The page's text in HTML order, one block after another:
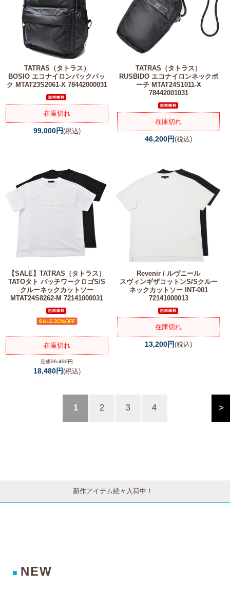
TATRAS（タトラス）
BOSIO エコナイロンバックパッ
ク MTAT23S2061-X 78442000031
在庫切れ
99,000円(税込)
TATRAS（タトラス）
RUSBIDO エコナイロンネックポ
ーチ MTAT24S1011-X
78442001031
在庫切れ
46,200円(税込)
【SALE】TATRAS（タトラス）
TATOタト パッチワークロゴS/S
クルーネックカットソー
MTAT24S8262-M 72141000031
在庫切れ
定価26,400円
18,480円(税込)
Revenir / ルヴニール
スヴィンギザコットンS/Sクルー
ネックカットソー INT-001
72141000013
在庫切れ
13,200円(税込)
>
1 2 3 4
新作アイテム続々入荷中！
■ NEW